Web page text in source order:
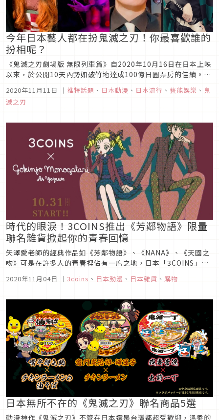
今年日本藝人都在扮鬼滅之刃！你最喜歡誰的
扮相呢？
《鬼滅之刃劇場版 無限列車篇》自2020年10月16日在日本上映
以來，於公開10天內勢如破竹地達成100億日圓票房的佳績。不
達》闖入日本影史票房的前10名，不少日本的公眾人物也紛紛在
今年公開自己的鬼滅扮裝，讓這波現象級的鬼滅熱潮更加活絡和
2020年11月11日 ｜ 推特話題 、 日本動漫 、 日本流行 、 藝能娛樂 、 鬼
滅之刃
時代的眼淚！3COINS推出《芳鄰物語》限量
聯名雜貨掀起你的青春回憶
矢澤愛老師的經典作品如《芳鄰物語》、《NANA》、《天國之
吻》可是在許多人的青春裡佔有一席之地，日本「3COINS」從
想當然立刻就造成需要領號碼牌並且大排長龍的驚人景象，買的
2020年11月04日 ｜ 3coins 、 日本動漫 、 日本雜貨 、 購物
日本無所不在的《鬼滅之刃》聯名商品5選
動漫神作《鬼滅之刃》不管在日本還是台灣都超受歡迎，溫柔的